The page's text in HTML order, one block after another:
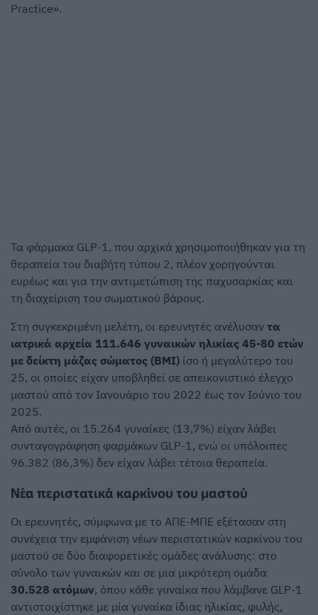
Practice».
Τα φάρμακα GLP-1, που αρχικά χρησιμοποιήθηκαν για τη
θεραπεία του διαβήτη τύπου 2, πλέον χορηγούνται
ευρέως και για την αντιμετώπιση της παχυσαρκίας και
τη διαχείριση του σωματικού βάρους.
Στη συγκεκριμένη μελέτη, οι ερευνητές ανέλυσαν τα
ιατρικά αρχεία 111.646 γυναικών ηλικίας 45-80 ετών
με δείκτη μάζας σώματος (BMI) ίσο ή μεγαλύτερο του
25, οι οποίες είχαν υποβληθεί σε απεικονιστικό έλεγχο
μαστού από τον Ιανουάριο του 2022 έως τον Ιούνιο του
2025.
Από αυτές, οι 15.264 γυναίκες (13,7%) είχαν λάβει
συνταγογράφηση φαρμάκων GLP-1, ενώ οι υπόλοιπες
96.382 (86,3%) δεν είχαν λάβει τέτοια θεραπεία.
Νέα περιστατικά καρκίνου του μαστού
Οι ερευνητές, σύμφωνα με το ΑΠΕ-ΜΠΕ εξέτασαν στη
συνέχεια την εμφάνιση νέων περιστατικών καρκίνου του
μαστού σε δύο διαφορετικές ομάδες ανάλυσης: στο
σύνολο των γυναικών και σε μια μικρότερη ομάδα
30.528 ατόμων, όπου κάθε γυναίκα που λάμβανε GLP-1
αντιστοιχίστηκε με μία γυναίκα ίδιας ηλικίας, φυλής,